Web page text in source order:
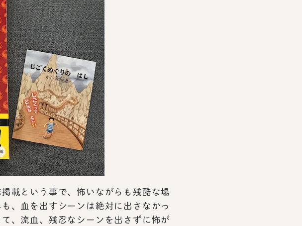
載という事で、怖いながらも残酷な場
、血を出すシーンは絶対に出さなかっ
、流血、残忍なシーンを出さずに怖が